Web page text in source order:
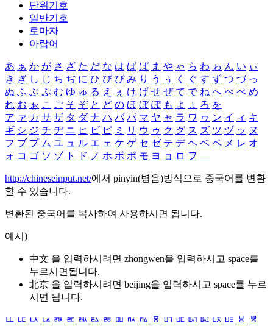
단위기호
일반기호
로마자
아랍어
あ ぁ か が さ ざ た だ な は ば ぱ ま や ゃ ら わ ゎ ん い ぃ
き ぎ し じ ち ぢ に ひ び ぴ み り う ぅ く ぐ す ず つ づ っ
ぬ ふ ぶ ぷ む ゆ ゅ る え ぇ け げ せ ぜ て で ね へ べ ぺ め
れ お ぉ こ ご そ ぞ と ど の ほ ぼ ぽ も よ ょ ろ を
ア ァ カ サ ザ タ ダ ナ ハ バ パ マ ヤ ャ ラ ワ ヮ ン イ ィ キ
ギ シ ジ チ ヂ ニ ヒ ビ ピ ミ リ ウ ゥ ク グ ス ズ ツ ヅ ッ ヌ
フ ブ プ ム ユ ュ ル エ ェ ケ ゲ セ ゼ テ デ ヘ ベ ペ メ レ オ
ォ コ ゴ ソ ゾ ト ド ノ ホ ボ ポ モ ヨ ョ ロ ヲ ―
http://chineseinput.net/에서 pinyin(병음)방식으로 중국어를 변환
할 수 있습니다.
변환된 중국어를 복사하여 사용하시면 됩니다.
예시)
中文 을 입력하시려면 zhongwen을 입력하시고 space를
누르시면됩니다.
北京 을 입력하시려면 beijing을 입력하시고 space를 누르
시면 됩니다.
ㅥ ㅦ ㅧ ㅨ ㅩ ㅪ ㅫ ㅬ ㅭ ㅮ ㅯ ㅰ ㅱ ㅲ ㅳ ㅴ ㅵ ㅶ ㅷ ㅸ
ㅹ